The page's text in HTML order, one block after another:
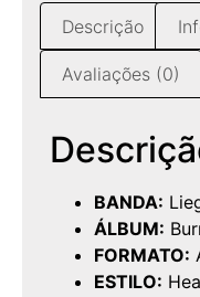
Descrição
Avaliações (0)
BANDA:
ÁLBUM:
FORMATO:
ESTILO: